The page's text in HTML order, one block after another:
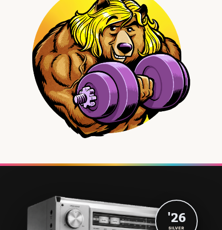
'26
SILVER